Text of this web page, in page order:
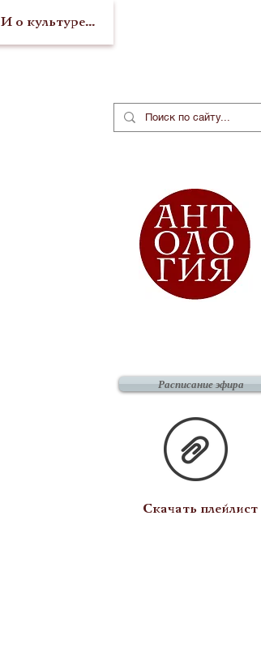
И о культуре...
Расписание эфира
Скачать плейлист